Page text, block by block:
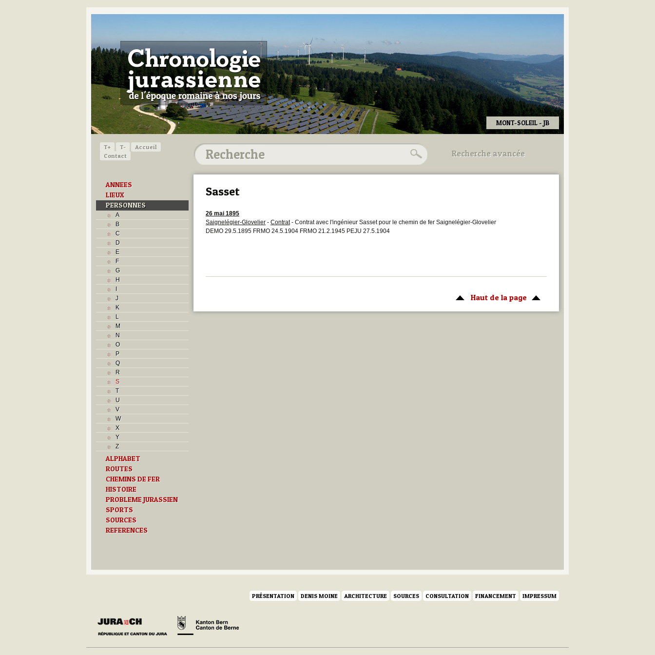
MONT-SOLEIL - JB
T+ T-
Accueil
Contact
ANNEES
LIEUX
PERSONNES
A
B
C
D
E
F
G
H
I
J
K
L
M
N
O
P
Q
R
S
T
U
V
W
X
Y
Z
ALPHABET
ROUTES
CHEMINS DE FER
HISTOIRE
PROBLEME JURASSIEN
SPORTS
SOURCES
REFERENCES
Recherche avancée
Utilisez les champs ci-dessous
Sasset
26 mai 1895
Saignelégier-Glovelier - Contrat- Contrat avec l'ingénieur Sasset pour le chemin de fer Saignelégier-Glovelier
DEMO 29.5.1895 FRMO 24.5.1904 FRMO 21.2.1945 PEJU 27.5.1904
Haut de la page
PRÉSENTATION DENIS MOINE ARCHITECTURE SOURCES CONSULTATION FINANCEMENT IMPRESSUM